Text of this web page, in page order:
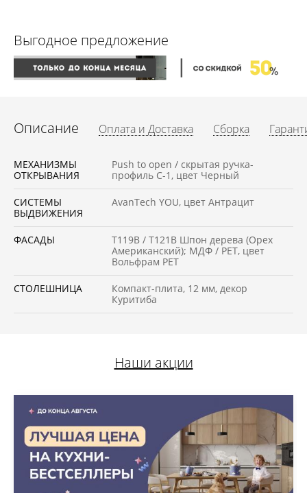
Выгодное предложение
Описание Оплата и Доставка Сборка
МЕХАНИЗМЫ
ОТКРЫВАНИЯ
Push to open / скрытая ручка-
профиль С-1, цвет Черный
СИСТЕМЫ
ВЫДВИЖЕНИЯ
AvanTech YOU, цвет Антрацит
ФАСАДЫ
Т119В / T121В Шпон дерева (Орех
Американский); МДФ / PET, цвет
Вольфрам PET
СТОЛЕШНИЦА
Компакт-плита, 12 мм, декор
Куритиба
Наши акции